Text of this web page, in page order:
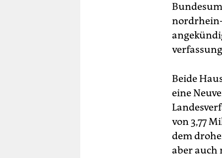
nordrhein-
Beide
eine
von 3,77
dem
aber auch